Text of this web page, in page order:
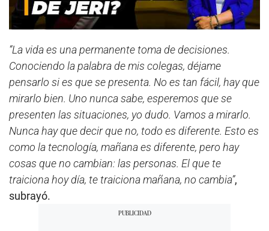
“La vida es una permanente toma de decisiones.
Conociendo la palabra de mis colegas, déjame
pensarlo si es que se presenta. No es tan fácil, hay que
mirarlo bien. Uno nunca sabe, esperemos que se
presenten las situaciones, yo dudo. Vamos a mirarlo.
Nunca hay que decir que no, todo es diferente. Esto es
como la tecnología, mañana es diferente, pero hay
cosas que no cambian: las personas. El que te
traiciona hoy día, te traiciona mañana, no cambia”,
subrayó.